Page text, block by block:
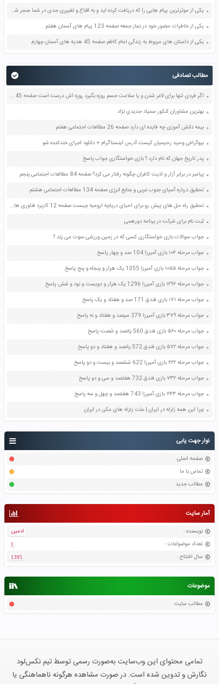
نوار جهت یابی
صفحه اصلی
تماس با ما
مطالب جدید
آمار سایت
نویسنده :
ادمین
تعداد موضواعات :
1
سال افتتاح :
1395
موضوعات
مطالب سایت
یکی از موثرترین پیام هایی را که دریافت کرده اید و به اقناع و تغییری جدی در شما منجر شده است برسی کنید و علت این تاثیر گذاری قابل توجه را بنویسید صفحه 52 تفکر و سواد رسانه ای دهم
یکی از خاطرات حضور خود در نماز جمعه صفحه 123 پیام های آسمان هفتم
یکی از داستان های مربوط به زندگی امام کاظم صفحه 45 هدیه های آسمان چهارم
مطالب تصادفی
اگر فردی تنها برای لاغر شدن و یا سلامت جسم روزه بگیرد روزه اش درست است صفحه 45 دین و زندگی دوازدهم
بهترین مشاوران کنکور سمپاد جدیدی نژاد
بیمه دانش آموزی چه فایده ای دارد صفحه 26 مطالعات اجتماعی هفتم
بیوگرافی وحید رحیمیان کیست آدرس اینستاگرام + دانلود اجرای خنداننده شو
پدر تاریخ جهان که نام دارد ؟ بازی خواستگاری جواب پاسخ
پیامبر در برابر آزار و اذیت کافران چگونه رفتار می کرد؟ صفحه 84 مطالعات اجتماعی پنجم
تحقیق درباره آسیای جنوب غربی و منابع انرژی صفحه 134 مطالعات اجتماعی هشتم
تحقیق راه حل های پیش رو برای احیای دریاچه ارومیه چیست صفحه 12 کاربرد فناوری های نوین یازدهم
ثبت نام برای شرکت در برنامه دورهمی
جواب سوالات بازی خواستگاری کسی که در زمین ورزشی سوت می زند ؟
جواب مرحله ۱۰۴ بازی آمیرزا 104 صد و چهار پاسخ
جواب مرحله ۱۰۵۵ بازی آمیرزا 1055 یک هزار و پنجاه و پنج پاسخ
جواب مرحله ۱۲۹۶ بازی آمیرزا 1296 یک هزار و دویست و نود و شش پاسخ
جواب مرحله ۱۷۱ بازی فندق 171 صد و هفتاد و یک پاسخ
جواب مرحله ۳۷۹ بازی آمیرزا 379 سیصد و هفتاد و نه پاسخ
جواب مرحله ۵۶۰ بازی فندق 560 پانصد و شصت پاسخ
جواب مرحله ۵۷۲ بازی فندق 572 پانصد و هفتاد و دو پاسخ
جواب مرحله ۶۲۲ بازی آمیرزا 622 ششصد و بیست و دو پاسخ
جواب مرحله ۷۳۲ بازی فندق 732 هفتصد و سی و دو پاسخ
جواب مرحله ۷۴۳ بازی آمیرزا 743 هفتصد و چهل و سه پاسخ
چرا این همه زلزله در ایران | علت زلزله های مکرر در ایران
تمامی محتوای این وب‌سایت به‌صورت رسمی توسط تیم نکس‌لود
نگارش و تدوین شده است. در صورت مشاهده هرگونه ناهماهنگی یا